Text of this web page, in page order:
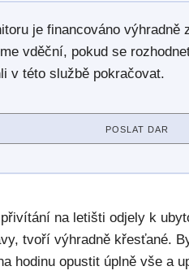
je financováno výhradně
vděční, pokud se
v této službě pokračovat.
POSLAT DAR
na letišti odjely k
tvoří výhradně křesťané.
hodinu opustit úplně vše a